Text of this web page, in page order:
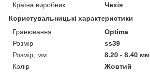
Країна виробник
Чехія
Користувальницькі характеристики
Гранювання
Optima
Розмір
ss39
Розмір, мм
8.20 - 8.40 мм
Колір
Жовтий